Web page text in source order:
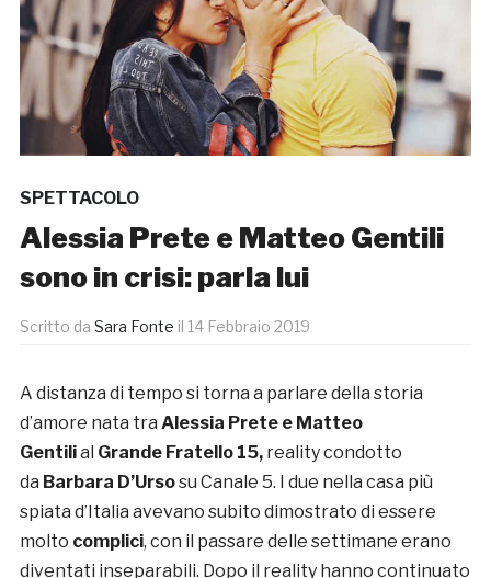
SPETTACOLO
Alessia Prete e Matteo Gentili
sono in crisi: parla lui
Scritto da Sara Fonte il 14 Febbraio 2019
A distanza di tempo si torna a parlare della storia
d’amore nata tra Alessia Prete e Matteo
Gentilial Grande Fratello 15, reality condotto
da Barbara D’Ursosu Canale 5. I due nella casa più
spiata d’Italia avevano subito dimostrato di essere
molto complici, con il passare delle settimane erano
diventati inseparabili. Dopo il reality hanno continuato